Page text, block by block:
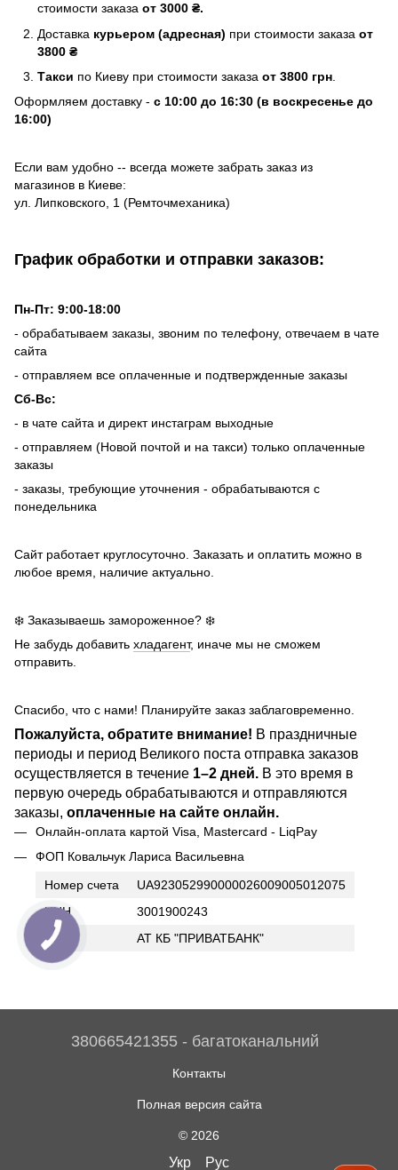
стоимости заказа от 3000 ₴.
Доставка курьером (адресная) при стоимости заказа от
3800 ₴
Такси по Киеву при стоимости заказа от 3800 грн
Оформляем доставку - с 10:00 до 16:30 (в воскресенье до
16:00)
Если вам удобно -- всегда можете забрать заказ из
магазинов в Киеве:
ул. Липковского, 1 (Ремточмеханика)
График обработки и отправки заказов:
Пн-Пт: 9:00-18:00
- обрабатываем заказы, звоним по телефону, отвечаем в чате
сайта
- отправляем все оплаченные и подтвержденные заказы
Сб-Вс:
- в чате сайта и директ инстаграм выходные
- отправляем (Новой почтой и на такси) только оплаченные
заказы
- заказы, требующие уточнения - обрабатываются с
понедельника
Сайт работает круглосуточно. Заказать и оплатить можно в
любое время, наличие актуально.
❄️ Заказываешь замороженное? ❄️
Не забудь добавить хладагент, иначе мы не сможем
отправить.
Спасибо, что с нами! Планируйте заказ заблаговременно.
Пожалуйста, обратите внимание! В праздничные
периоды и период Великого поста отправка заказов
осуществляется в течение 1–2 дней. В это время в
первую очередь обрабатываются и отправляются
заказы, оплаченные на сайте онлайн.
Онлайн-оплата картой Visa, Mastercard - LiqPay
ФОП Ковальчук Лариса Васильевна
Номер счета
UA923052990000026009005012075
ИНН
3001900243
Банк
АТ КБ "ПРИВАТБАНК"
380665421355 - багатоканальний
Контакты
Полная версия сайта
© 2026
Укр Рус